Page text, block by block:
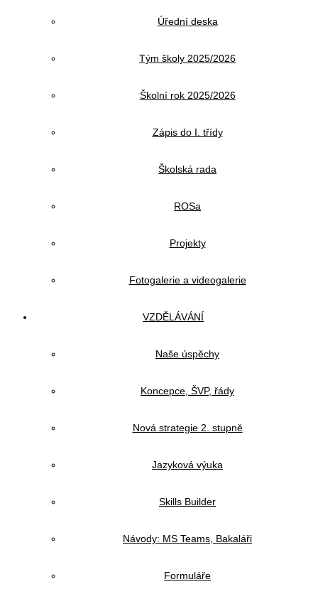
Úřední deska
Tým školy 2025/2026
Školní rok 2025/2026
Zápis do I. třídy
Školská rada
ROSa
Projekty
Fotogalerie a videogalerie
VZDĚLÁVÁNÍ
Naše úspěchy
Koncepce, ŠVP, řády
Nová strategie 2. stupně
Jazyková výuka
Skills Builder
Návody: MS Teams, Bakaláři
Formuláře